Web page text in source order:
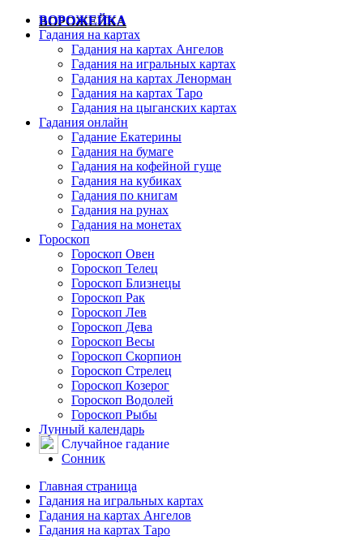
ВОРОЖЕЙКА
Гадания на картах
Гадания на картах Ангелов
Гадания на игральных картах
Гадания на картах Ленорман
Гадания на картах Таро
Гадания на цыганских картах
Гадания онлайн
Гадание Екатерины
Гадания на бумаге
Гадания на кофейной гуще
Гадания на кубиках
Гадания по книгам
Гадания на рунах
Гадания на монетах
Гороскоп
Гороскоп Овен
Гороскоп Телец
Гороскоп Близнецы
Гороскоп Рак
Гороскоп Лев
Гороскоп Дева
Гороскоп Весы
Гороскоп Скорпион
Гороскоп Стрелец
Гороскоп Козерог
Гороскоп Водолей
Гороскоп Рыбы
Лунный календарь
Случайное гадание
Сонник
Главная страница
Гадания на игральных картах
Гадания на картах Ангелов
Гадания на картах Таро